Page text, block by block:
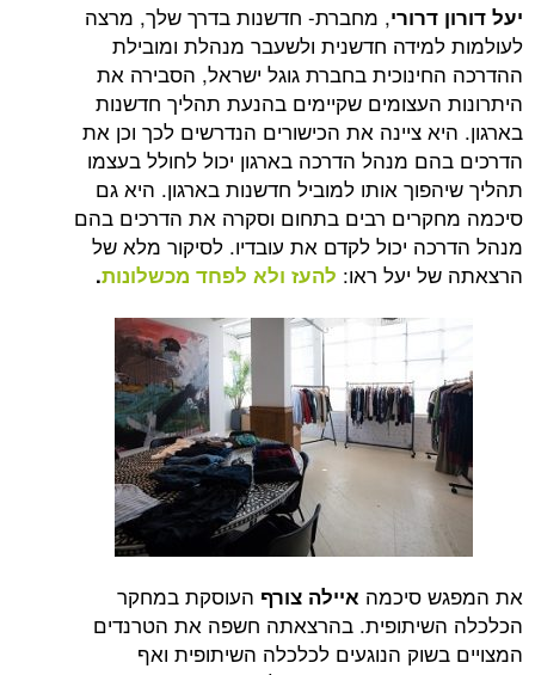
יעל דורון דרורי, מחברת- חדשנות בדרך שלך, מרצה
לעולמות למידה חדשנית ולשעבר מנהלת ומובילת
ההדרכה החינוכית בחברת גוגל ישראל, הסבירה את
היתרונות העצומים שקיימים בהנעת תהליך חדשנות
בארגון. היא ציינה את הכישורים הנדרשים לכך וכן את
הדרכים בהם מנהל הדרכה בארגון יכול לחולל בעצמו
תהליך שיהפוך אותו למוביל חדשנות בארגון. היא גם
סיכמה מחקרים רבים בתחום וסקרה את הדרכים בהם
מנהל הדרכה יכול לקדם את עובדיו. לסיקור מלא של
הרצאתה של יעל ראו: להעז ולא לפחד מכשלונות.
את המפגש סיכמה איילה צורף העוסקת במחקר
הכלכלה השיתופית. בהרצאתה חשפה את הטרנדים
המצויים בשוק הנוגעים לכלכלה השיתופית ואף